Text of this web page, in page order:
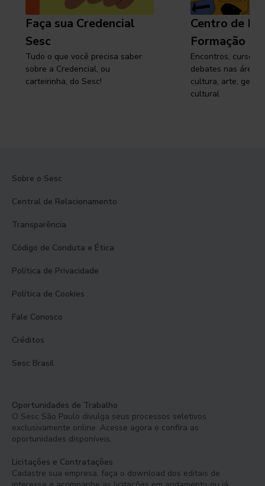
Faça sua Credencial
Sesc
Tudo o que você precisa saber
sobre a Credencial, ou
carteirinha, do Sesc!
Centro de
Formação
Encontros, cursos,
debates nas áreas
cultura, arte,
cultural
Sobre o Sesc
Central de Relacionamento
Transparência
Código de Conduta e Ética
Política de Privacidade
Política de Cookies
Fale Conosco
Créditos
Sesc Brasil
Oportunidades de Trabalho
O Sesc São Paulo divulga seus processos seletivos
exclusivamente online. Acesse agora e confira as
oportunidades disponíveis.
Licitações e Contratações
Cadastre sua empresa, faça o download dos editais de